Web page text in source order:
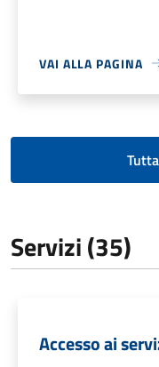
VAI ALLA PAGINA
Servizi (35)
Accesso ai